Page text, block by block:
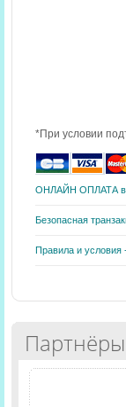
*При условии
ОНЛАЙН ОПЛАТА
Безопасная
Правила и условия